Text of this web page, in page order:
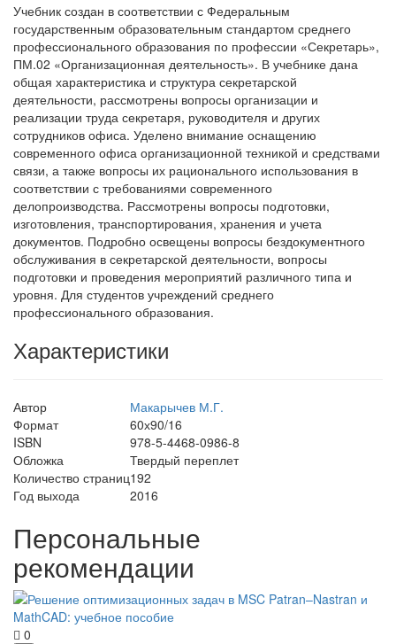
Учебник создан в соответствии с Федеральным
государственным образовательным стандартом среднего
профессионального образования по профессии «Секретарь»,
ПМ.02 «Организационная деятельность». В учебнике дана
общая характеристика и структура секретарской
деятельности, рассмотрены вопросы организации и
реализации труда секретаря, руководителя и других
сотрудников офиса. Уделено внимание оснащению
современного офиса организационной техникой и средствами
связи, а также вопросы их рационального использования в
соответствии с требованиями современного
делопроизводства. Рассмотрены вопросы подготовки,
изготовления, транспортирования, хранения и учета
документов. Подробно освещены вопросы бездокументного
обслуживания в секретарской деятельности, вопросы
подготовки и проведения мероприятий различного типа и
уровня. Для студентов учреждений среднего
профессионального образования.
Характеристики
Автор
Макарычев М.Г.
Формат
60х90/16
ISBN
978-5-4468-0986-8
Обложка
Твердый переплет
Количество страниц192
Год выхода
2016
Персональные
рекомендации
0